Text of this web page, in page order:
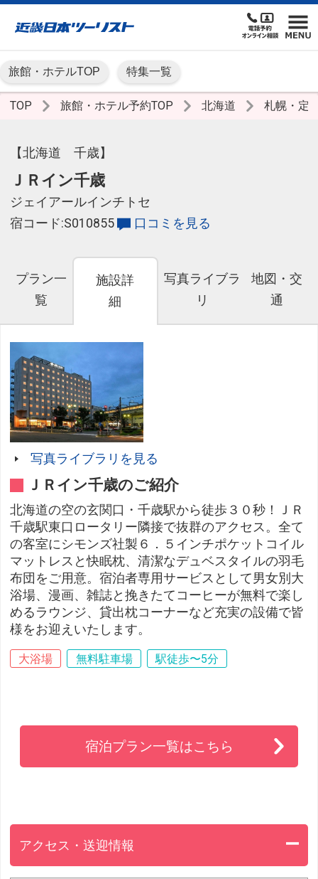
旅館・ホテルTOP 特集一覧
TOP 旅館・ホテル予約TOP 北海道 札幌・定
【北海道 千歳】
ＪＲイン千歳
ジェイアールインチトセ
宿コード:S010855
口コミを見る
プラン一
覧
施設詳
細
写真ライブラ
リ
地図・交
通
写真ライブラリを見る
ＪＲイン千歳のご紹介
北海道の空の玄関口・千歳駅から徒歩３０秒！ＪＲ
千歳駅東口ロータリー隣接で抜群のアクセス。全て
の客室にシモンズ社製６．５インチポケットコイル
マットレスと快眠枕、清潔なデュベスタイルの羽毛
布団をご用意。宿泊者専用サービスとして男女別大
浴場、漫画、雑誌と挽きたてコーヒーが無料で楽し
めるラウンジ、貸出枕コーナーなど充実の設備で皆
様をお迎えいたします。
大浴場 無料駐車場 駅徒歩〜5分
宿泊プラン一覧はこちら
アクセス・送迎情報